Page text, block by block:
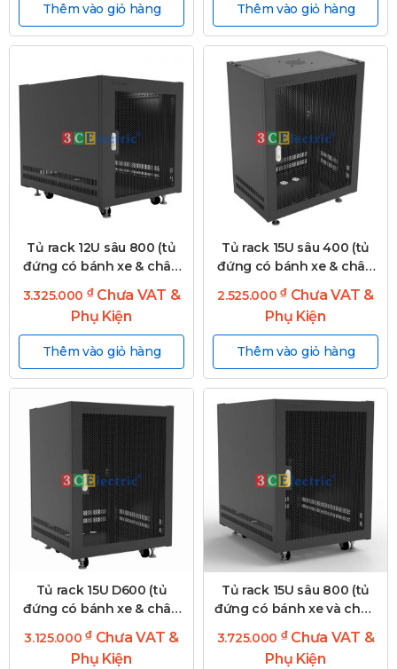
Thêm vào giỏ hàng Thêm vào giỏ hàng
Tủ rack 12U sâu 800 (tủ
đứng có bánh xe & chân
tăng)
3.325.000 ₫Chưa VAT &
Phụ Kiện
Thêm vào giỏ hàng
Tủ rack 15U sâu 400 (tủ
đứng có bánh xe & chân
tăng)
2.525.000₫ Chưa VAT &
Phụ Kiện
Thêm vào giỏ hàng
Tủ rack 15U D600 (tủ
đứng có bánh xe & chân
tăng)
3.125.000₫ Chưa VAT &
Phụ Kiện
Tủ rack 15U sâu 800 (tủ
đứng có bánh xe và chân
tăng)
3.725.000 ₫Chưa VAT &
Phụ Kiện